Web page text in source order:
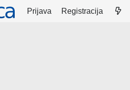
Prijava Registracija